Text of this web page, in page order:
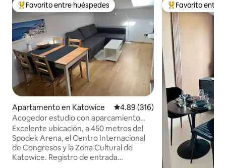
Favorito entre huéspedes preferido
Favorito entre huéspedes
Apartamento en Katowice Calificación promedio: 4.89 de
4.89 (316)
Acogedor estudio con aparcamiento
gratuito en las instalaciones
Excelente ubicación, a 450 metros del
Spodek Arena, el Centro Internacional
de Congresos y la Zona Cultural de
Katowice. Registro de entrada
Favorito entre
Favorito entre